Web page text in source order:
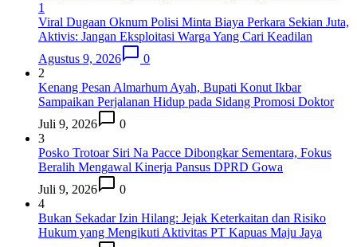
1
Viral Dugaan Oknum Polisi Minta Biaya Perkara Sekian Juta,
Aktivis: Jangan Eksploitasi Warga Yang Cari Keadilan
Agustus 9, 2026
0
2
Kenang Pesan Almarhum Ayah, Bupati Konut Ikbar
Sampaikan Perjalanan Hidup pada Sidang Promosi Doktor
Juli 9, 2026
0
3
Posko Trotoar Siri Na Pacce Dibongkar Sementara, Fokus
Beralih Mengawal Kinerja Pansus DPRD Gowa
Juli 9, 2026
0
4
Bukan Sekadar Izin Hilang: Jejak Keterkaitan dan Risiko
Hukum yang Mengikuti Aktivitas PT Kapuas Maju Jaya